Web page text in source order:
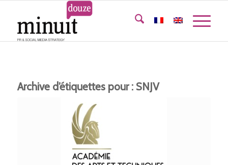
Archive d’étiquettes pour : SNJV